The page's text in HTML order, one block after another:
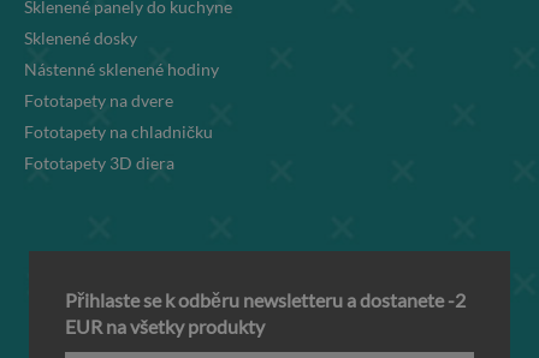
Sklenené panely do kuchyne
Sklenené dosky
Nástenné sklenené hodiny
Fototapety na dvere
Fototapety na chladničku
Fototapety 3D diera
Přihlaste se k odběru newsletteru a dostanete -2
EUR na všetky produkty